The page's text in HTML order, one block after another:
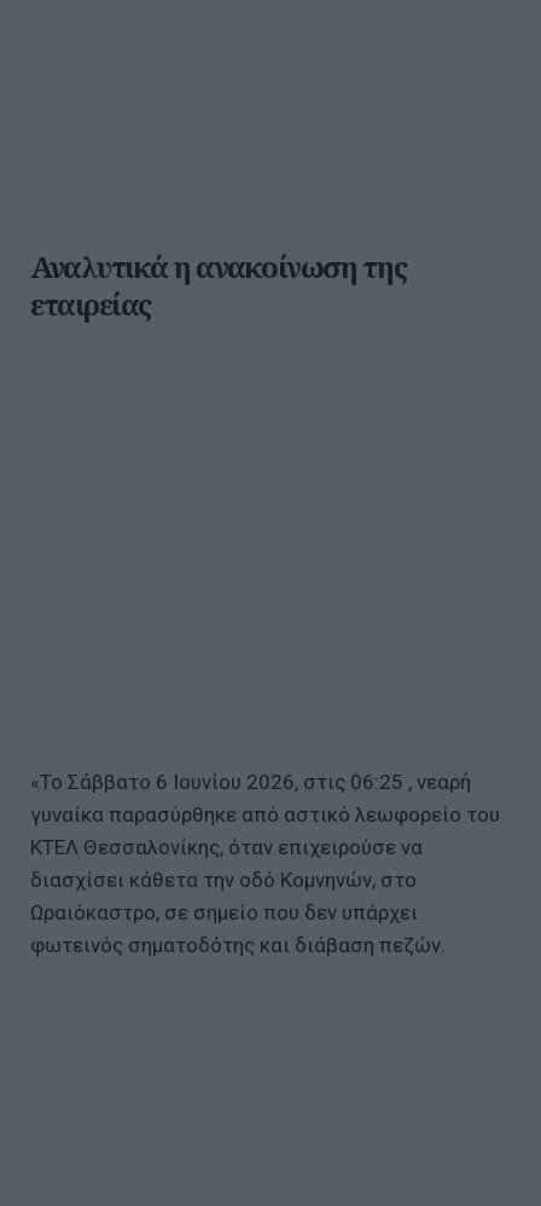
Αναλυτικά η ανακοίνωση της
εταιρείας
«Το Σάββατο 6 Ιουνίου 2026, στις 06:25 , νεαρή
γυναίκα παρασύρθηκε από αστικό λεωφορείο του
ΚΤΕΛ Θεσσαλονίκης, όταν επιχειρούσε να
διασχίσει κάθετα την οδό Κομνηνών, στο
Ωραιόκαστρο, σε σημείο που δεν υπάρχει
φωτεινός σηματοδότης και διάβαση πεζών.